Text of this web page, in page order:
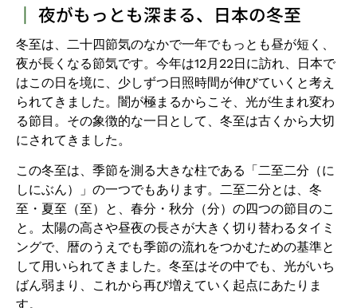
┃ 夜がもっとも深まる、日本の冬至
冬至は、二十四節気のなかで一年でもっとも昼が短く、
夜が長くなる節気です。今年は12月22日に訪れ、日本で
はこの日を境に、少しずつ日照時間が伸びていくと考え
られてきました。闇が極まるからこそ、光が生まれ変わ
る節目。その象徴的な一日として、冬至は古くから大切
にされてきました。
この冬至は、季節を測る大きな柱である「二至二分（に
しにぶん）」の一つでもあります。二至二分とは、冬
至・夏至（至）と、春分・秋分（分）の四つの節目のこ
と。太陽の高さや昼夜の長さが大きく切り替わるタイミ
ングで、暦のうえでも季節の流れをつかむための基準と
して用いられてきました。冬至はその中でも、光がいち
ばん弱まり、これから再び増えていく起点にあたりま
す。